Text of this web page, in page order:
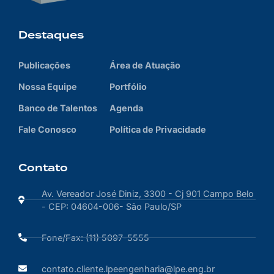
Destaques
Publicações
Nossa Equipe
Banco de Talentos
Fale Conosco
Área de Atuação
Portfólio
Agenda
Política de Privacidade
Contato
Av. Vereador José Diniz, 3300 - Cj 901 Campo Belo
- CEP: 04604-006- São Paulo/SP
Fone/Fax: (11) 5097-5555
contato.cliente.lpeengenharia@lpe.eng.br